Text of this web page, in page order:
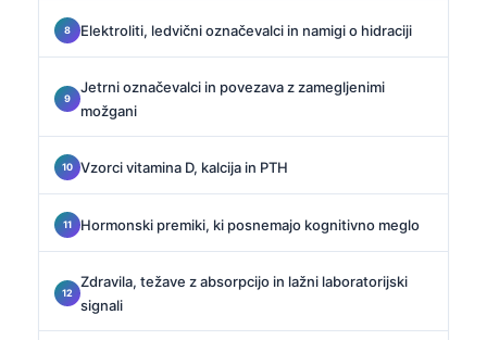
Elektroliti, ledvični označevalci in namigi o hidraciji
Jetrni označevalci in povezava z zamegljenimi
možgani
Vzorci vitamina D, kalcija in PTH
Hormonski premiki, ki posnemajo kognitivno meglo
Zdravila, težave z absorpcijo in lažni laboratorijski
signali